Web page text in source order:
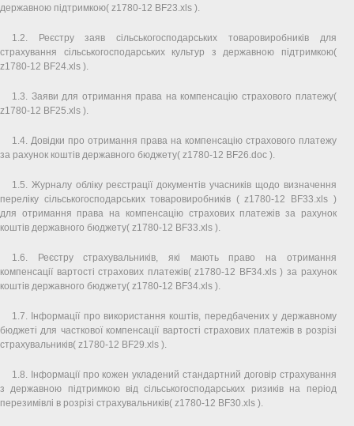
державною підтримкою( z1780-12 BF23.xls ).
1.2. Реєстру заяв сільськогосподарських товаровиробників для
страхування сільськогосподарських культур з державною підтримкою(
z1780-12 BF24.xls ).
1.3. Заяви для отримання права на компенсацію страхового платежу(
z1780-12 BF25.xls ).
1.4. Довідки про отримання права на компенсацію страхового платежу
за рахунок коштів державного бюджету( z1780-12 BF26.doc ).
1.5. Журналу обліку реєстрації документів учасників щодо визначення
переліку сільськогосподарських товаровиробників ( z1780-12 BF33.xls )
для отримання права на компенсацію страхових платежів за рахунок
коштів державного бюджету( z1780-12 BF33.xls ).
1.6. Реєстру страхувальників, які мають право на отримання
компенсації вартості страхових платежів( z1780-12 BF34.xls ) за рахунок
коштів державного бюджету( z1780-12 BF34.xls ).
1.7. Інформації про використання коштів, передбачених у державному
бюджеті для часткової компенсації вартості страхових платежів в розрізі
страхувальників( z1780-12 BF29.xls ).
1.8. Інформації про кожен укладений стандартний договір страхування
з державною підтримкою від сільськогосподарських ризиків на період
перезимівлі в розрізі страхувальників( z1780-12 BF30.xls ).